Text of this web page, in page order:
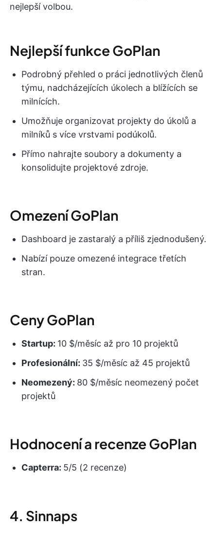
nejlepší volbou.
Nejlepší funkce GoPlan
Podrobný přehled o práci jednotlivých členů
týmu, nadcházejících úkolech a blížících se
milnících.
Umožňuje organizovat projekty do úkolů a
milníků s více vrstvami podúkolů.
Přímo nahrajte soubory a dokumenty a
konsolidujte projektové zdroje.
Omezení GoPlan
Dashboard je zastaralý a příliš zjednodušený.
Nabízí pouze omezené integrace třetích
stran.
Ceny GoPlan
Startup: 10 $/měsíc až pro 10 projektů
Profesionální: 35 $/měsíc až 45 projektů
Neomezený: 80 $/měsíc neomezený počet
projektů
Hodnocení a recenze GoPlan
Capterra: 5/5 (2 recenze)
4. Sinnaps